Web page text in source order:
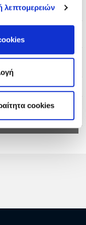
λεπτομερειών
cookies
(χωρίς ΦΠΑ)